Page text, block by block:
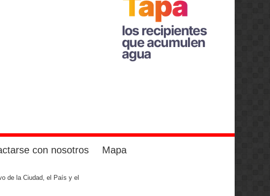
con nosotros
de la Ciudad, el País y el
Mapa